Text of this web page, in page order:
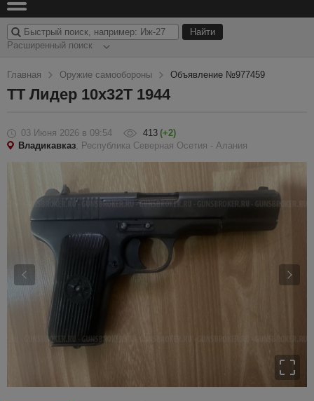
Расширенный поиск
Главная Оружие самообороны Объявление №977459
ТТ Лидер 10х32Т 1944
03 Июня 2026 в 09:54 413 (+2)
Владикавказ, Республика Северная Осетия - Алания